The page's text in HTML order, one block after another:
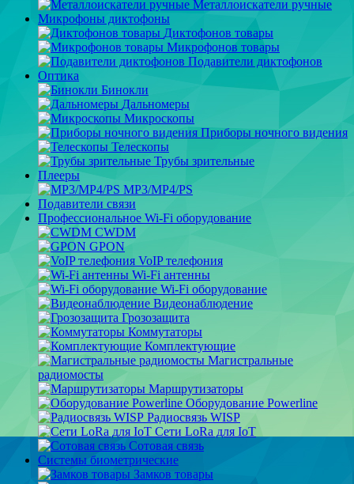
Металлоискатели ручные
Микрофоны диктофоны
Диктофонов товары
Микрофонов товары
Подавители диктофонов
Оптика
Бинокли
Дальномеры
Микроскопы
Приборы ночного видения
Телескопы
Трубы зрительные
Плееры
MP3/MP4/PS
Подавители связи
Профессиональное Wi-Fi оборудование
CWDM
GPON
VoIP телефония
Wi-Fi антенны
Wi-Fi оборудование
Видеонаблюдение
Грозозащита
Коммутаторы
Комплектующие
Магистральные
радиомосты
Маршрутизаторы
Оборудование Powerline
Радиосвязь WISP
Сети LoRa для IoT
Сотовая связь
Системы биометрические
Замков товары